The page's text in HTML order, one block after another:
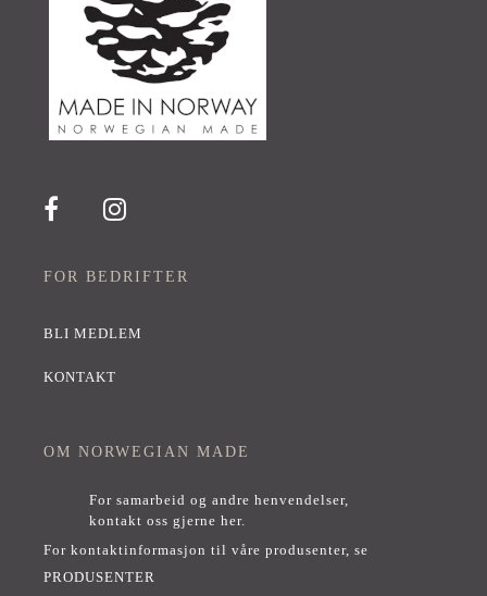
FOR BEDRIFTER
BLI MEDLEM
KONTAKT
OM NORWEGIAN MADE
For samarbeid og andre henvendelser,
kontakt oss gjerne her.
For kontaktinformasjon til våre produsenter, se
PRODUSENTER